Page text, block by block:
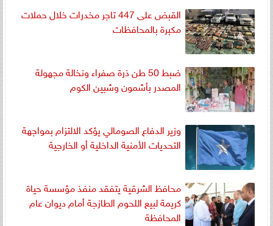
القبض على 447 تاجر مخدرات خلال حملات
مكبرة بالمحافظات
ضبط 50 طن ذرة صفراء ونخالة مجهولة
المصدر بأشمون وشبين الكوم
وزير الدفاع الصومالي يؤكد الالتزام بمواجهة
التحديات الأمنية الداخلية أو الخارجية
محافظ الشرقية يتفقد منفذ مؤسسة حياة
كريمة لبيع اللحوم الطازجة أمام ديوان عام
المحافظة